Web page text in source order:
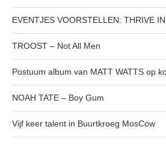
EVENTJES VOORSTELLEN: THRIVE
TROOST – Not All Men
Postuum album van MATT WATTS op
NOAH TATE – Boy Gum
Vijf keer talent in Buurtkroeg MosCow